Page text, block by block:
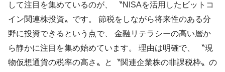
して注目を集めているのが、 〝NISAを活用したビットコ
イン関連株投資〟です。 節税をしながら将来性のある分
野に投資できるという点で、 金融リテラシーの高い層か
ら静かに注目を集め始めています。 理由は明確で、 〝現
物仮想通貨の税率の高さ〟と〝関連企業株の非課税枠〟の